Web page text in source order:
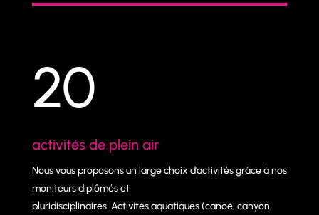
20
activités de plein air
Nous vous proposons un large choix d’activités grâce à nos
moniteurs diplômés et
pluridisciplinaires. Activités aquatiques (canoë, canyon,